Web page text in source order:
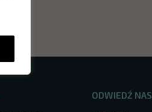
ODWIEDŹ NAS